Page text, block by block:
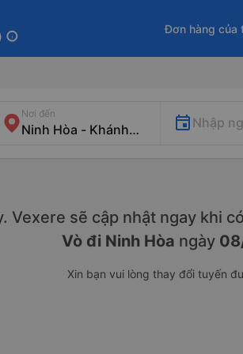
info
Đơn hàng của
Nơi đến
Nhập
Vexere sẽ cập nhật ngay khi
Vò đi Ninh Hòa ngày
Xin bạn vui lòng thay đổi tuyến